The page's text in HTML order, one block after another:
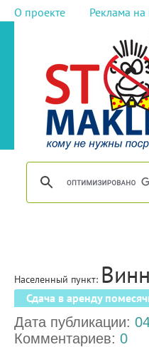
О проекте Реклама на
Населенный пункт:
Сдача в аренду
Дата публикации:
Комментариев: 0